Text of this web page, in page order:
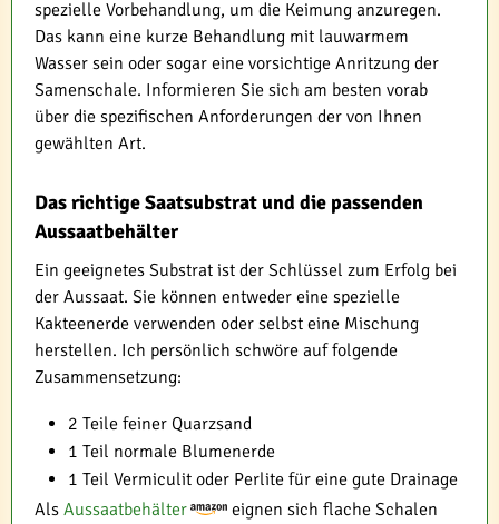
spezielle Vorbehandlung, um die Keimung anzuregen.
Das kann eine kurze Behandlung mit lauwarmem
Wasser sein oder sogar eine vorsichtige Anritzung der
Samenschale. Informieren Sie sich am besten vorab
über die spezifischen Anforderungen der von Ihnen
gewählten Art.
Das richtige Saatsubstrat und die passenden
Aussaatbehälter
Ein geeignetes Substrat ist der Schlüssel zum Erfolg bei
der Aussaat. Sie können entweder eine spezielle
Kakteenerde verwenden oder selbst eine Mischung
herstellen. Ich persönlich schwöre auf folgende
Zusammensetzung:
2 Teile feiner Quarzsand
1 Teil normale Blumenerde
1 Teil Vermiculit oder Perlite für eine gute Drainage
Als Aussaatbehälter
eignen sich flache Schalen